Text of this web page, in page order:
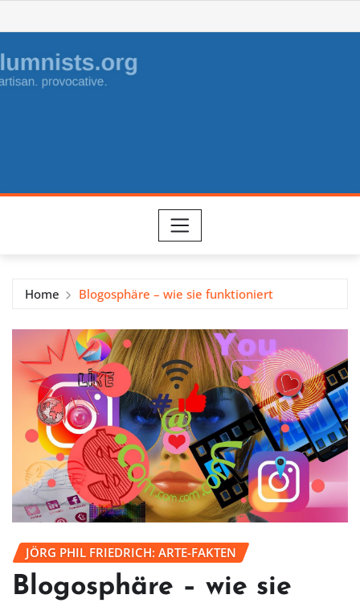
to
content
Home Blogosphäre – wie sie funktioniert
JÖRG PHIL FRIEDRICH: ARTE-FAKTEN
Blogosphäre – wie sie